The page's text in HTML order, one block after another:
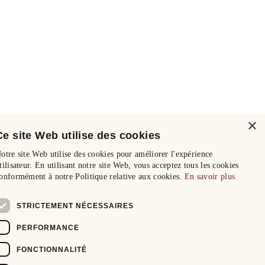
×
site Web utilise des cookies
site Web utilise des cookies pour améliorer l'expérience
En utilisant notre site Web, vous acceptez tous les cookies
à notre Politique relative aux cookies. En savoir plus
STRICTEMENT NÉCESSAIRES
PERFORMANCE
FONCTIONNALITÉ